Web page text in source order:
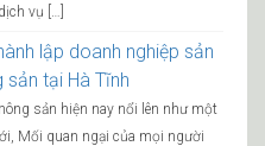
vụ […]
lập doanh nghiệp sản
sản tại Hà Tĩnh
sản hiện nay nổi lên như một
Mối quan ngại của mọi người